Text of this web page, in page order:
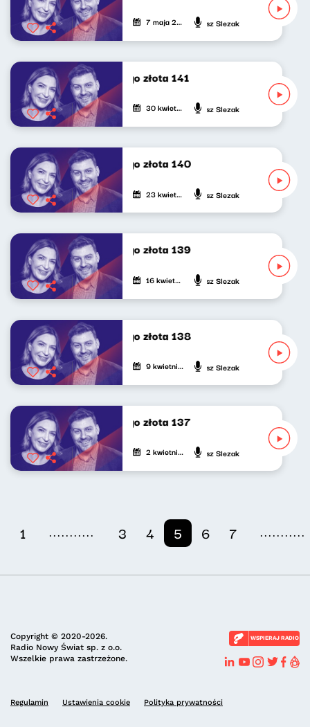
7 maja 2025
Katarzyna Kasia, Klaudiusz Slezak
politycznego złota 141
30 kwietnia 2025
Katarzyna Kasia, Klaudiusz Slezak
politycznego złota 140
23 kwietnia 2025
Katarzyna Kasia, Klaudiusz Slezak
politycznego złota 139
16 kwietnia 2025
Katarzyna Kasia, Klaudiusz Slezak
politycznego złota 138
9 kwietnia 2025
Katarzyna Kasia, Klaudiusz Slezak
politycznego złota 137
2 kwietnia 2025
Katarzyna Kasia, Klaudiusz Slezak
1 ........... 3 4 5 6 7 ...........
Copyright © 2020-2026.
Radio Nowy Świat sp. z o.o.
Wszelkie prawa zastrzeżone.
WSPIERAJ RADIO
Regulamin Ustawienia cookie Polityka prywatności